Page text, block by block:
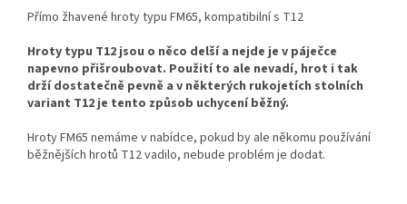
Přímo žhavené hroty typu FM65, kompatibilní s T12
Hroty typu T12 jsou o něco delší a nejde je v páječce
napevno přišroubovat. Použití to ale nevadí, hrot i tak
drží dostatečně pevně a v některých rukojetích stolních
variant T12 je tento způsob uchycení běžný.
Hroty FM65 nemáme v nabídce, pokud by ale někomu používání
běžnějších hrotů T12 vadilo, nebude problém je dodat.